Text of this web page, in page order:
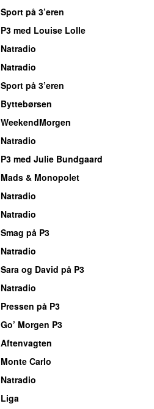
Sport på 3’eren
P3 med Louise Lolle
Natradio
Natradio
Sport på 3’eren
Byttebørsen
WeekendMorgen
Natradio
P3 med Julie Bundgaard
Mads & Monopolet
Natradio
Natradio
Smag på P3
Natradio
Sara og David på P3
Natradio
Pressen på P3
Go’ Morgen P3
Aftenvagten
Monte Carlo
Natradio
Liga